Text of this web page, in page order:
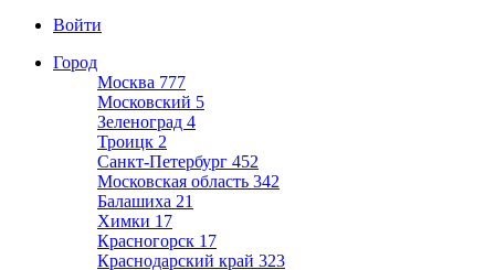
Войти
Город
Москва 777
Московский 5
Зеленоград 4
Троицк 2
Санкт-Петербург 452
Московская область 342
Балашиха 21
Химки 17
Красногорск 17
Краснодарский край 323